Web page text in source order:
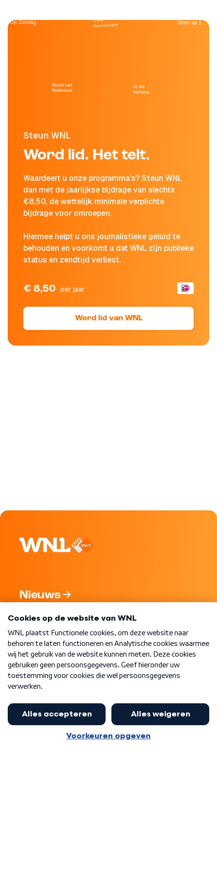
Steun WNL
Word lid. Het telt.
Waardeert u onze programma's? Steun WNL
dan met de jaarlijkse bijdrage van slechts
€8,50, de wettelijk minimale verplichte
bijdrage voor omroepen.
Hiermee helpt u ons journalistieke geluid te
behouden en voorkomt u dat WNL zijn publieke
status en zendtijd verliest.
€ 8,50 per jaar
Word lid van WNL
Op Zondag
Stand van
Nederland
Café
Kockelmann
In de
kantine
Sven op 1
Nieuws
Nieuwsbrief
Word Lid